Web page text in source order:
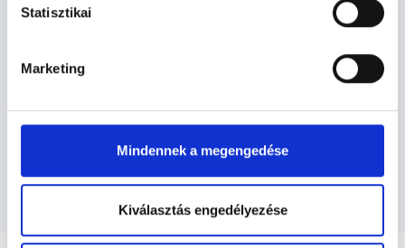
Statisztikai
Marketing
Mindennek a megengedése
Kiválasztás engedélyezése
Ultrahang TERÜLETHEZ KAPCSOLÓDÓ
Szolgáltatások
Budapesti és vidéki ultrahangos szakorvos